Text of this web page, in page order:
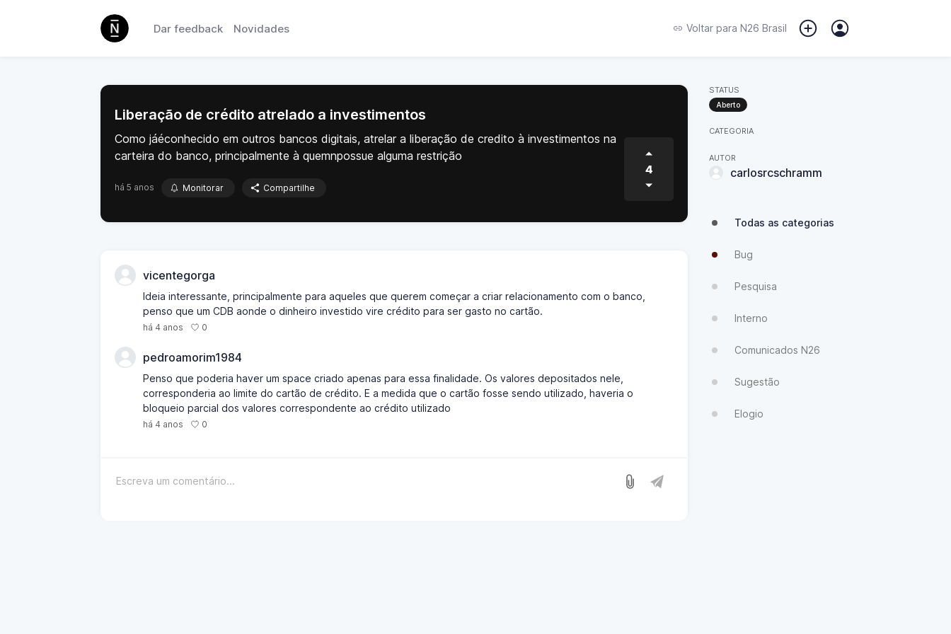
Dar feedback Novidades Voltar para N26 Brasil
Liberação de crédito atrelado a investimentos
Como jáéconhecido em outros bancos digitais, atrelar a liberação de credito à investimentos na
carteira do banco, principalmente à quemnpossue alguma restrição
há 5 anos Monitorar Compartilhe
4
vicentegorga
Ideia interessante, principalmente para aqueles que querem começar a criar relacionamento com o banco,
penso que um CDB aonde o dinheiro investido vire crédito para ser gasto no cartão.
há 4 anos 0
pedroamorim1984
Penso que poderia haver um space criado apenas para essa finalidade. Os valores depositados nele,
corresponderia ao limite do cartão de crédito. E a medida que o cartão fosse sendo utilizado, haveria o
bloqueio parcial dos valores correspondente ao crédito utilizado
há 4 anos 0
STATUS
Aberto
CATEGORIA
AUTOR
carlosrcschramm
Todas as categorias
Bug
Pesquisa
Interno
Comunicados N26
Sugestão
Elogio